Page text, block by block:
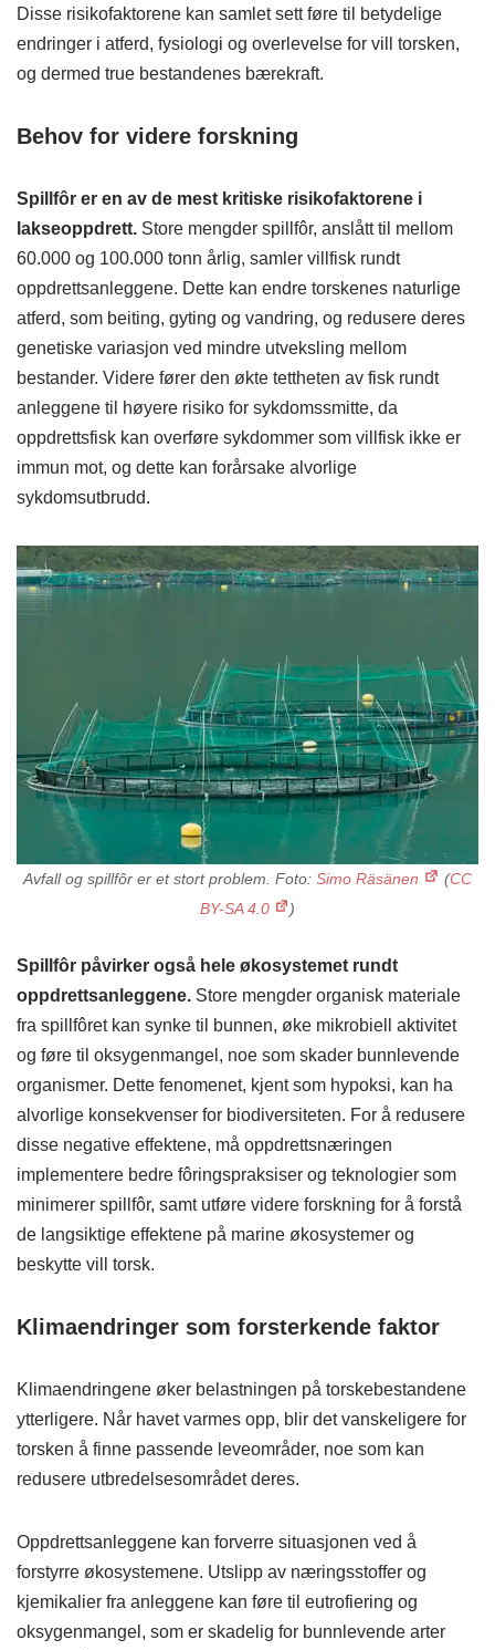
Disse risikofaktorene kan samlet sett føre til betydelige
endringer i atferd, fysiologi og overlevelse for vill torsken,
og dermed true bestandenes bærekraft.
Behov for videre forskning
Spillfôr er en av de mest kritiske risikofaktorene i
lakseoppdrett. Store mengder spillfôr, anslått til mellom
60.000 og 100.000 tonn årlig, samler villfisk rundt
oppdrettsanleggene. Dette kan endre torskenes naturlige
atferd, som beiting, gyting og vandring, og redusere deres
genetiske variasjon ved mindre utveksling mellom
bestander. Videre fører den økte tettheten av fisk rundt
anleggene til høyere risiko for sykdomssmitte, da
oppdrettsfisk kan overføre sykdommer som villfisk ikke er
immun mot, og dette kan forårsake alvorlige
sykdomsutbrudd.
Avfall og spillfôr er et stort problem. Foto:Simo Räsänen (CC
BY-SA 4.0
)
Spillfôr påvirker også hele økosystemet rundt
oppdrettsanleggene. Store mengder organisk materiale
fra spillfôret kan synke til bunnen, øke mikrobiell aktivitet
og føre til oksygenmangel, noe som skader bunnlevende
organismer. Dette fenomenet, kjent som hypoksi, kan ha
alvorlige konsekvenser for biodiversiteten. For å redusere
disse negative effektene, må oppdrettsnæringen
implementere bedre fôringspraksiser og teknologier som
minimerer spillfôr, samt utføre videre forskning for å forstå
de langsiktige effektene på marine økosystemer og
beskytte vill torsk.
Klimaendringer som forsterkende faktor
Klimaendringene øker belastningen på torskebestandene
ytterligere. Når havet varmes opp, blir det vanskeligere for
torsken å finne passende leveområder, noe som kan
redusere utbredelsesområdet deres​​.
Oppdrettsanleggene kan forverre situasjonen ved å
forstyrre økosystemene. Utslipp av næringsstoffer og
kjemikalier fra anleggene kan føre til eutrofiering og
oksygenmangel, som er skadelig for bunnlevende arter